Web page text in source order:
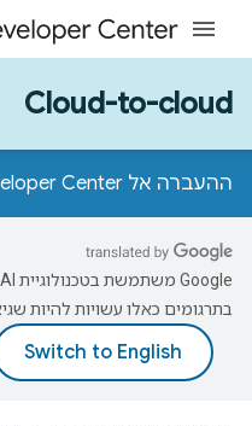
Cloud-to-cloud
ההעברה אל Google Home Developer Center הושלמה.
בתרגומים כאלו עשויות להיות